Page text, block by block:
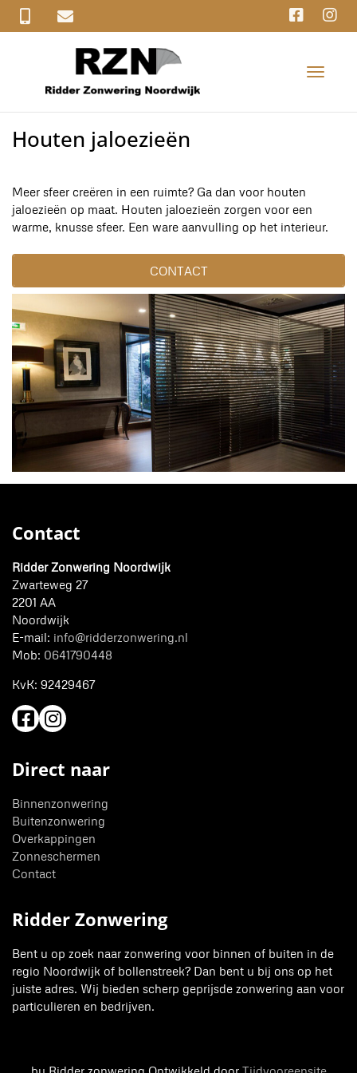
T
i
a
i
o
n
Houten jaloezieën
Meer sfeer creëren in een ruimte? Ga dan voor houten
jaloezieën op maat. Houten jaloezieën zorgen voor een
warme, knusse sfeer. Een ware aanvulling op het interieur.
CONTACT
Contact
Ridder Zonwering Noordwijk
Zwarteweg 27
2201 AA
Noordwijk
E-mail: info@ridderzonwering.nl
Mob: 0641790448
KvK: 92429467
Direct naar
Binnenzonwering
Buitenzonwering
Overkappingen
Zonneschermen
Contact
Ridder Zonwering
Bent u op zoek naar zonwering voor binnen of buiten in de
regio Noordwijk of bollenstreek? Dan bent u bij ons op het
juiste adres. Wij bieden scherp geprijsde zonwering aan voor
particulieren en bedrijven.